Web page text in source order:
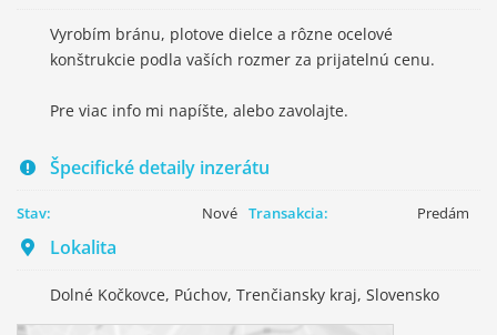
Vyrobím bránu, plotove dielce a rôzne ocelové
konštrukcie podla vaších rozmer za prijatelnú cenu.
Pre viac info mi napíšte, alebo zavolajte.
Špecifické detaily inzerátu
Stav: Nové Transakcia: Predám
Lokalita
Dolné Kočkovce, Púchov, Trenčiansky kraj, Slovensko